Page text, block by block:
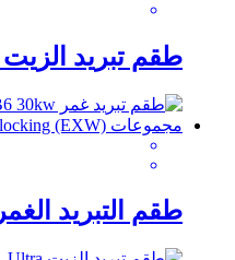
طقم تبريد الزيت C2 12K ...
طقم التبريد الغمر B6 30KW WI ...